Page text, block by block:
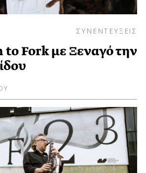
ΣΥΝΕΝΤΕΥΞΕΙΣ
Fork με Ξεναγό την